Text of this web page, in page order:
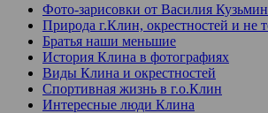
Фото-зарисовки от Василия
Природа г.Клин, окрестностей и не
Братья наши меньшие
История Клина в фотографиях
Виды Клина и окрестностей
Спортивная жизнь в г.о.Клин
Интересные люди Клина